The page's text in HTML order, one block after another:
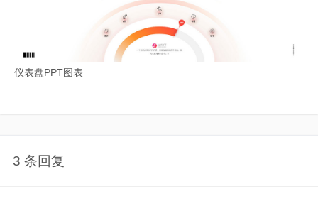
仪表盘PPT图表
3 条回复